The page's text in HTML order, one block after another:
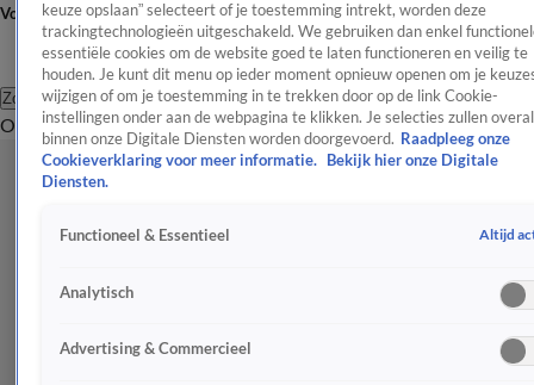
Volg Shownieuws
Zoeken
OverzichtEntertainmentSpraakmakendRealityCrimeVideo's
keuze opslaan” selecteert of je toestemming intrekt, worden deze
trackingtechnologieën uitgeschakeld. We gebruiken dan enkel
essentiële cookies om de website goed te laten functioneren en veilig te
houden. Je kunt dit menu op ieder moment opnieuw openen om je
wijzigen of om je toestemming in te trekken door op de link Cookie-
instellingen onder aan de webpagina te klikken. Je selecties zullen overal
binnen onze Digitale Diensten worden doorgevoerd. Raadpleeg onze
Cookieverklaring voor meer informatie.
Bekijk hier onze Digitale
Diensten.
Functioneel & Essentieel Altijd
Analytisch
Advertising & Commercieel